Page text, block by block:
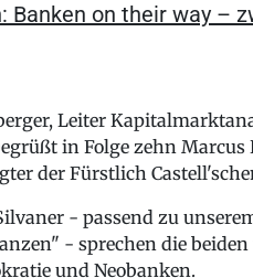
on their way –
Leiter
in Folge zehn Marcus
der Fürstlich
- passend zu
- sprechen die
und Neobanken.